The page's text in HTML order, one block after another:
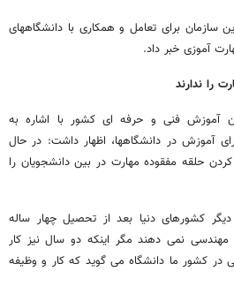
سازمان برای تعامل و همکاری با دانشگاههای
آموزی خبر داد.
را ندارند
آموزش فنی و حرفه ای کشور با اشاره به
آموزش در دانشگاهها، اظهار داشت: در حال
حلقه مفقوده مهارت در بین دانشجویان را
کشورهای دنیا بعد از تحصیل چهار ساله
مهندسی نمی دهند مگر اینکه دو سال نیز کار
در کشور ما دانشگاه می گوید که کار و وظیفه